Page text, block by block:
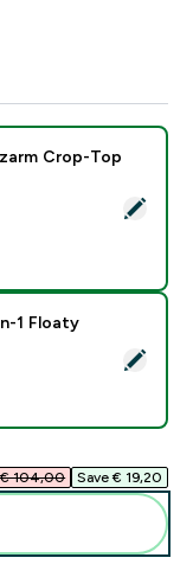
Damen Power
Crop-Top
Damen Tempo 2-in-
1 Floaty
€ 104,00‎ Save € 19,20‎